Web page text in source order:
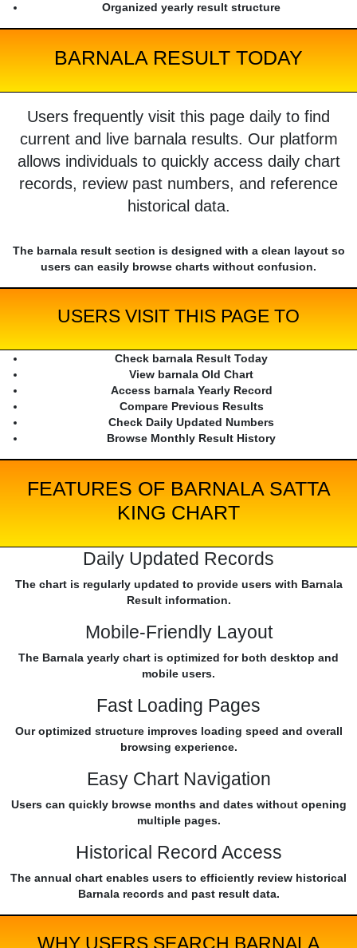
Organized yearly result structure
BARNALA RESULT TODAY
Users frequently visit this page daily to find
current and live barnala results. Our platform
allows individuals to quickly access daily chart
records, review past numbers, and reference
historical data.
The barnala result section is designed with a clean layout so
users can easily browse charts without confusion.
USERS VISIT THIS PAGE TO
Check barnala Result Today
View barnala Old Chart
Access barnala Yearly Record
Compare Previous Results
Check Daily Updated Numbers
Browse Monthly Result History
FEATURES OF BARNALA SATTA
KING CHART
Daily Updated Records
The chart is regularly updated to provide users with Barnala
Result information.
Mobile-Friendly Layout
The Barnala yearly chart is optimized for both desktop and
mobile users.
Fast Loading Pages
Our optimized structure improves loading speed and overall
browsing experience.
Easy Chart Navigation
Users can quickly browse months and dates without opening
multiple pages.
Historical Record Access
The annual chart enables users to efficiently review historical
Barnala records and past result data.
WHY USERS SEARCH BARNALA